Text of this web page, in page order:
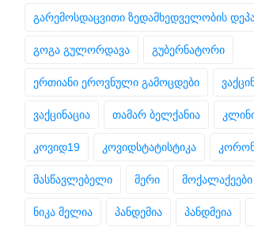
გარემოსდაცვითი ზედამხედველობის
გოგა გულორდავა გუბერნატორი
ერთიანი ეროვნული გამოცდები
ვაქცინაცია თამარ ბელქანია
კოვიდ19 კოვიდსტატისტიკა
მასწავლებელი მერი მოქალაქეები
ნიკა მელია პანდემია პანდმეია